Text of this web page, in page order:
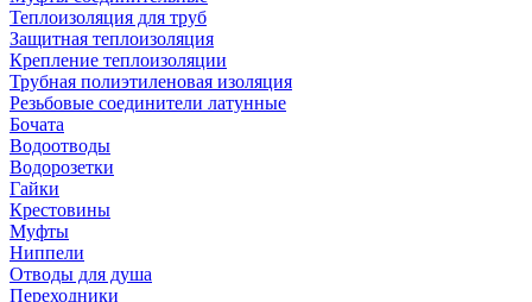
Теплоизоляция для труб
Защитная теплоизоляция
Крепление теплоизоляции
Трубная полиэтиленовая изоляция
Резьбовые соединители латунные
Бочата
Водоотводы
Водорозетки
Гайки
Крестовины
Муфты
Ниппели
Отводы для душа
Переходники